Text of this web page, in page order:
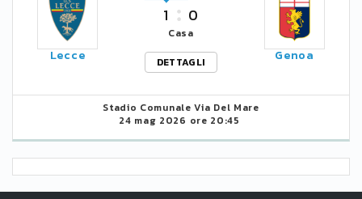
Lecce
1 0
Casa
DETTAGLI
Genoa
Stadio Comunale Via Del Mare
24 mag 2026 ore 20:45